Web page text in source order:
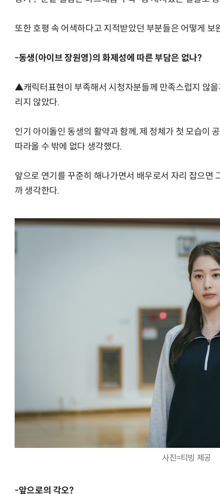
또한 호평 속 어색하다고 지적받았던 부분들은 어떻게 보
-동생(아이브 장원영)의 화제성에 따른 부담은 없나?
▲캐릭터표현이 부족해서 시청자분들께 만족스럽지 않
리지 않았다.
인기 아이돌인 동생의 활약과 함께, 제 정체가 첫 모습이
따라올 수 밖에 없다 생각했다.
앞으로 연기를 꾸준히 해나가면서 배우로서 자리 잡으면
까 생각한다.
사진=티빙 제공
-앞으로의 각오?